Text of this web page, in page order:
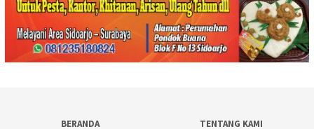
BERANDA TENTANG KAMI